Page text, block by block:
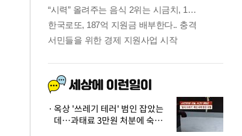
옥상 '쓰레기 테러' 범인 잡았는
데…과태료 3만원 처분에 숙박업